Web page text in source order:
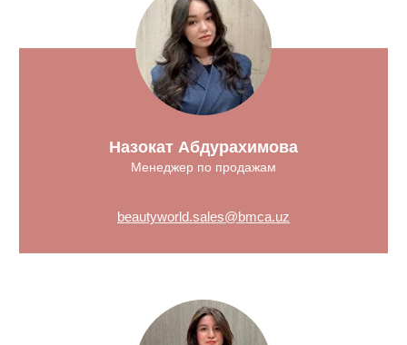
Назокат Абдурахимова
Менеджер по продажам
beautyworld.sales@bmca.uz